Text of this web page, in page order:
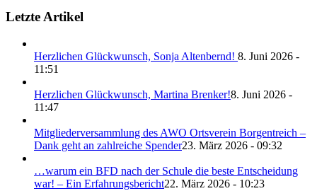
Letzte Artikel
Herzlichen Glückwunsch, Sonja Altenbernd! 8. Juni 2026 -
11:51
Herzlichen Glückwunsch, Martina Brenker!8. Juni 2026 -
11:47
Mitgliederversammlung des AWO Ortsverein Borgentreich –
Dank geht an zahlreiche Spender23. März 2026 - 09:32
…warum ein BFD nach der Schule die beste Entscheidung
war! – Ein Erfahrungsbericht22. März 2026 - 10:23